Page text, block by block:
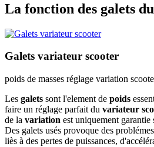
La fonction des galets
Galets variateur scooter
poids de masses réglage variation
Les galets sont l'element de poids
faire un réglage parfait du variateur
de la variation est uniquement garantie
Des galets usés provoque des
liès à des pertes de puissances,